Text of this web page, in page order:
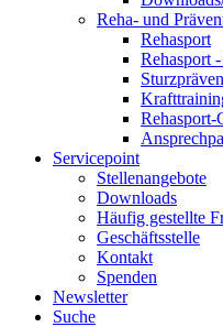
Reha- und
Rehasport
Rehasport
Rehasport-
Servicepoint
Stellenangebote
Downloads
Häufig gestellte
Geschäftsstelle
Kontakt
Spenden
Newsletter
Suche